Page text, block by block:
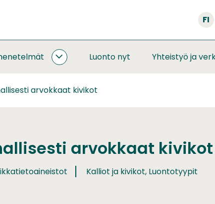
FI
SEURANNAT
ALASIVUT
Luonto nyt Yhteistyö ja
arvokkaat kivikot
arvokkaat kivikot
Kalliot ja kivikot, Luontotyypit